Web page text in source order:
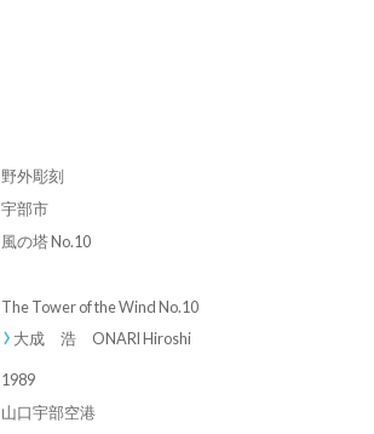
野外彫刻
宇部市
風の塔 No.10
The Tower of the Wind No.10
大成 浩 ONARI Hiroshi
1989
山口宇部空港